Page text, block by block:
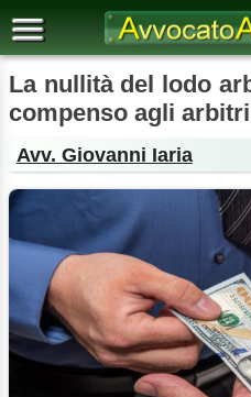
La nullità del lodo
compenso agli arbitri
Avv. Giovanni Iaria